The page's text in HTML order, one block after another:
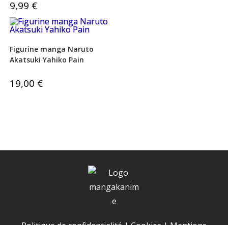
9,99 €
Figurine manga Naruto
Akatsuki Yahiko Pain
19,00 €